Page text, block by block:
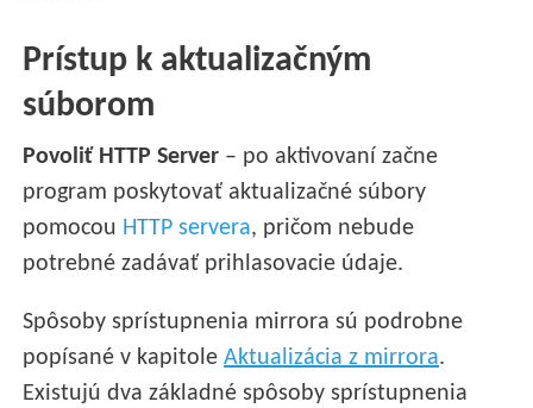
Prístup k aktualizačným
súborom
Povoliť HTTP Server – po aktivovaní začne
program poskytovať aktualizačné súbory
pomocou HTTP servera, pričom nebude
potrebné zadávať prihlasovacie údaje.
Spôsoby sprístupnenia mirrora sú podrobne
popísané v kapitoleAktualizácia z mirrora.
Existujú dva základné spôsoby sprístupnenia